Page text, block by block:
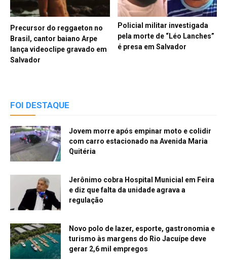
Precursor do reggaeton no
Brasil, cantor baiano Arpe
lança videoclipe gravado em
Salvador
Policial militar investigada
pela morte de “Léo Lanches”
é presa em Salvador
FOI DESTAQUE
Jovem morre após empinar moto e colidir
com carro estacionado na Avenida Maria
Quitéria
Jerônimo cobra Hospital Municial em Feira
e diz que falta da unidade agrava a
regulação
Novo polo de lazer, esporte, gastronomia e
turismo às margens do Rio Jacuípe deve
gerar 2,6 mil empregos